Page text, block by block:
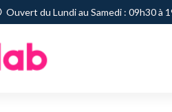
Ouvert du Lundi au Samedi : 09h30 à